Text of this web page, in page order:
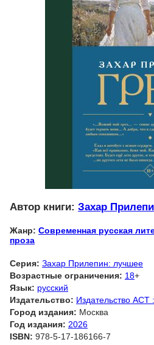
Автор книги: Захар
Жанр: Современная русская
проза
Серия: Захар Прилепин: лучшее
Возрастные ограничения: 18+
Язык: русский
Издательство: Издательство АСТ
Город издания: Москва
Год издания: 2026
ISBN: 978-5-17-186166-7